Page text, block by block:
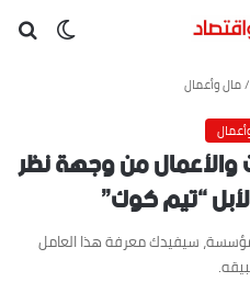
/مال وأعمال
والأعمال من وجهة نظر
“تيم كوك”
مؤسسة، سيفيدك معرفة هذا العامل